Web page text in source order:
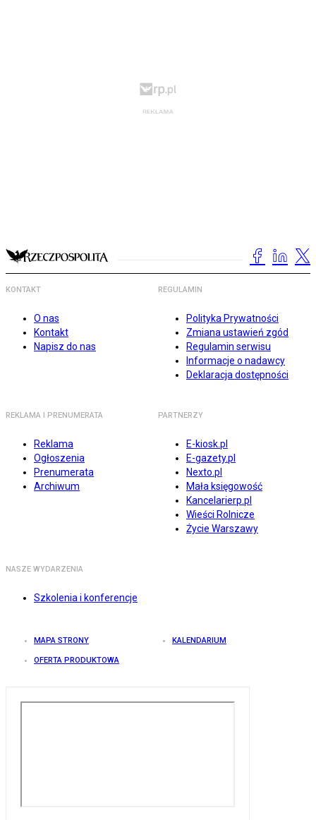
KONTAKT
O nas
Kontakt
Napisz do nas
REGULAMIN
Polityka Prywatności
Zmiana ustawień zgód
Regulamin serwisu
Informacje o nadawcy
Deklaracja dostępności
REKLAMA I PRENUMERATA
Reklama
Ogłoszenia
Prenumerata
Archiwum
PARTNERZY
E-kiosk.pl
E-gazety.pl
Nexto.pl
Mała księgowość
Kancelarierp.pl
Wieści Rolnicze
Życie Warszawy
NASZE WYDARZENIA
Szkolenia i konferencje
MAPA STRONY KALENDARIUM
OFERTA PRODUKTOWA